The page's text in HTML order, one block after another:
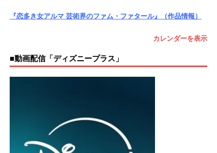
『恋多き女アルマ 芸術界のファム・ファタール』（作品情報）
カレンダーを表示
■動画配信「ディズニープラス」